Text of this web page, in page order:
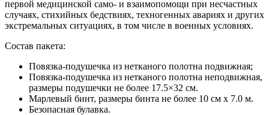
первой медицинской само- и взаимопомощи при несчастных
случаях, стихийных бедствиях, техногенных авариях и других
экстремальных ситуациях, в том числе в военных условиях.
Состав пакета:
Повязка-подушечка из нетканого полотна подвижная;
Повязка-подушечка из нетканого полотна неподвижная,
размеры подушечки не более 17.5×32 см.
Марлевый бинт, размеры бинта не более 10 см x 7.0 м.
Безопасная булавка.